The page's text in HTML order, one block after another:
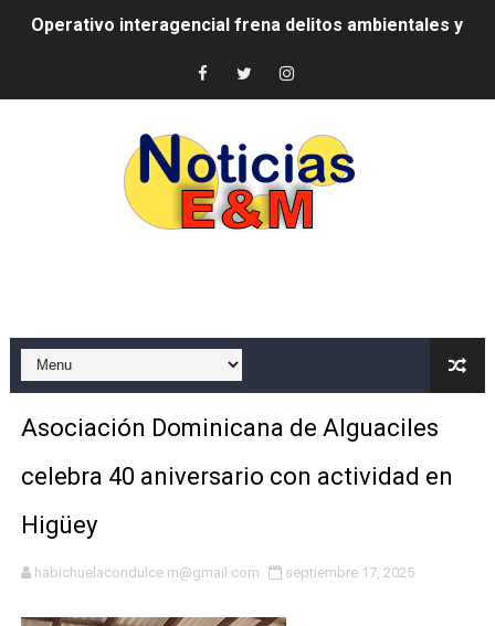
Ministerio de Defensa siembra esperanza y protege
MICM y CECCOM retienen 213,355 galones de
Bienes Nacionales recauda más de RD 57 millones en
​Domingo Plácido critica la situación económica y
Asociación Dominicana de Alguaciles
celebra 40 aniversario con actividad en
Higüey
habichuelacondulce.m@gmail.com septiembre 17, 2025